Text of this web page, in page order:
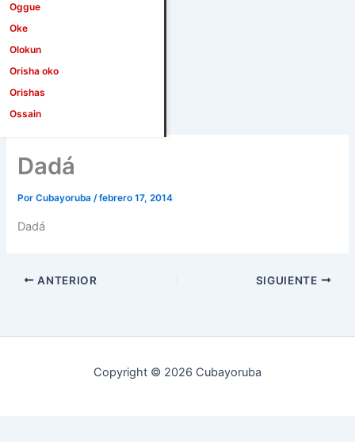
Dadá
PorCubayoruba/febrero 17, 2014
Dadá
ANTERIOR SIGUIENTE
Copyright © 2026 Cubayoruba
Oggue
Oke
Olokun
Orisha oko
Orishas
Ossain